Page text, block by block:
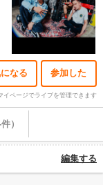
なる 参加した
イページでライブを管理できます
）
編集する